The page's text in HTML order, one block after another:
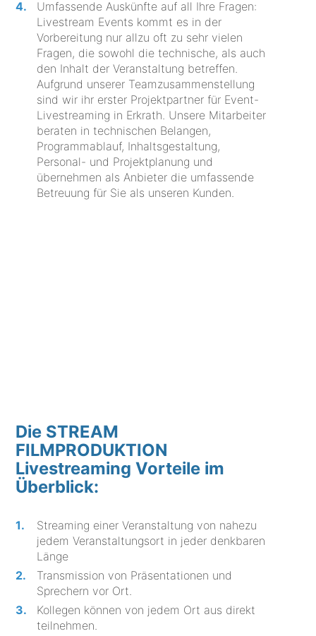
Umfassende Auskünfte auf all Ihre Fragen:
Livestream Events kommt es in der
Vorbereitung nur allzu oft zu sehr vielen
Fragen, die sowohl die technische, als auch
den Inhalt der Veranstaltung betreffen.
Aufgrund unserer Teamzusammenstellung
sind wir ihr erster Projektpartner für Event-
Livestreaming in Erkrath. Unsere Mitarbeiter
beraten in technischen Belangen,
Programmablauf, Inhaltsgestaltung,
Personal- und Projektplanung und
übernehmen als Anbieter die umfassende
Betreuung für Sie als unseren Kunden.
Die STREAM
FILMPRODUKTION
Livestreaming Vorteile im
Überblick:
Streaming einer Veranstaltung von nahezu
jedem Veranstaltungsort in jeder denkbaren
Länge
Transmission von Präsentationen und
Sprechern vor Ort.
Kollegen können von jedem Ort aus direkt
teilnehmen.